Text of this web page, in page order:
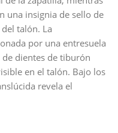
una insignia de sello de
talón. La
por una entresuela
dientes de tiburón
en el talón. Bajo los
revela el